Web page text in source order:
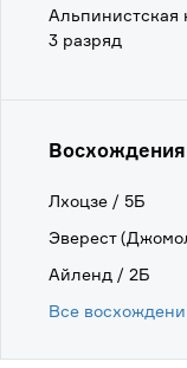
3 разряд
Восхождения
Лхоцзе / 5Б
Эверест
Айленд / 2Б
Все